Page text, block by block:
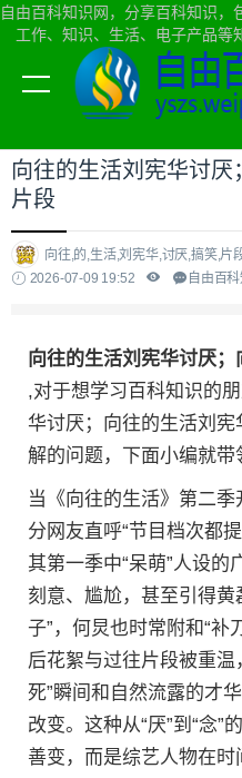
自由百科知识网，分享百科知识，
工作、知识、生活、电子产品等
当前位置：自由百科知识网首页
向往的生活刘宪华讨
片段
向往,的,生活,刘宪华,讨厌,搞笑,片
2026-07-09 19:52
自由百
向往的生活刘宪华讨厌
,对于想学习百科知识的
华讨厌；向往的生活刘
解的问题，下面小编就带
当《向往的生活》第二
分网友直呼“节目档次都
其第一季中“呆萌”人设
刻意、尴尬，甚至引得黄
子”，何炅也时常附和“补
后花絮与过往片段被重温
死”瞬间和自然流露的才
改变。这种从“厌”到“念”
善变，而是综艺人物在